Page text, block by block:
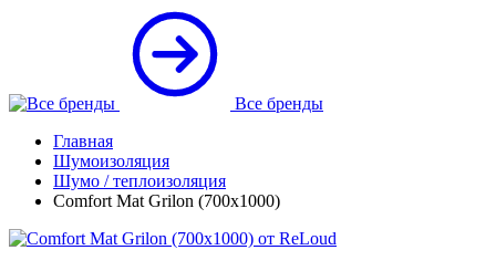
Все бренды
Главная
Шумоизоляция
Шумо / теплоизоляция
Comfort Mat Grilon (700x1000)